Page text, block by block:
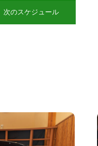
次のスケジュール